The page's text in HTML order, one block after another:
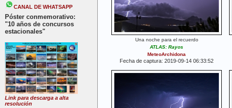
CANAL DE WHATSAPP
Póster conmemorativo:
"10 años de concursos
estacionales"
Link para descarga a alta
resolución
Una noche para el recuerdo
ATLAS: Rayos
MeteoArchidona
Fecha de captura: 2019-09-14 06:33:52